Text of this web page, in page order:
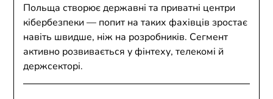
Польща створює державні та приватні центри
кібербезпеки — попит на таких фахівців зростає
навіть швидше, ніж на розробників. Сегмент
активно розвивається у фінтеху, телекомі й
держсекторі.